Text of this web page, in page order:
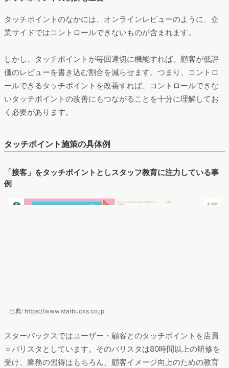
タッチポイントのなかには、オンラインレビューのように、企
業サイドではコントロールできないものが含まれます。
しかし、タッチポイントが毎回適切に機能すれば、顧客が低評
価のレビューを書き込む割合を減らせます。つまり、コントロ
ールできるタッチポイントを改善すれば、コントロールできな
いタッチポイントの改善にもつながることを十分に理解してお
く必要があります。
タッチポイント施策の具体例
「接客」をタッチポイントとしスタッフ教育に注力している事
例
出典: https://www.starbucks.co.jp
スターバックスではユーザー・顧客とのタッチポイントを店員
＝バリスタとしています。そのバリスタは80時間以上の研修を
受け、業務の習得はもちろん、顧客イメージ向上のための教育